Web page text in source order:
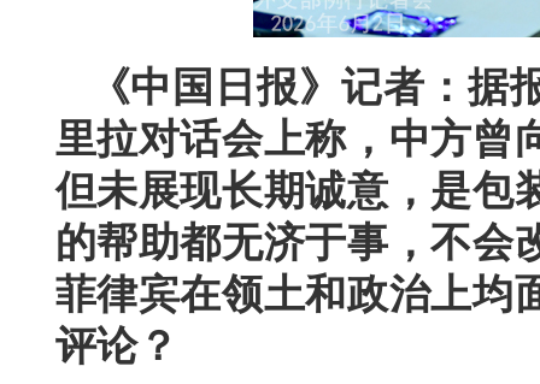
《中国日报》记者：
里拉对话会上称，中方曾
但未展现长期诚意，是包
的帮助都无济于事，不会
菲律宾在领土和政治上均
评论？